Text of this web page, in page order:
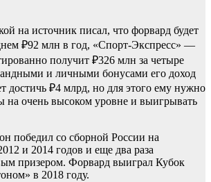
на источник писал, что форвард будет
₽92 млн в год, «Спорт-Экспресс» —
получит ₽326 млн за четыре
и личными бонусами его доход
достичь ₽4 млрд, но для этого ему нужно
на очень высоком уровне и выигрывать
победил со сборной России на
и 2014 годов и еще два раза
призером. Форвард выиграл Кубок
в 2018 году.